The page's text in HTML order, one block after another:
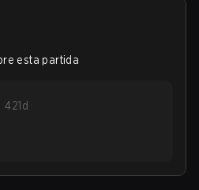
esta partida
421d